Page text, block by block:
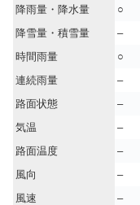
降雨量・降水量
○
降雪量・積雪量
–
時間雨量
○
連続雨量
–
路面状態
–
気温
–
路面温度
–
風向
–
風速
–